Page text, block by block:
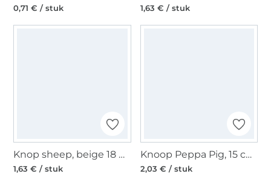
0,71 € / stuk 1,63 € / stuk
Knop sheep, beige 18 mm
1,63 € / stuk
Knoop Peppa Pig, 15 cm, licht violet
2,03 € / stuk